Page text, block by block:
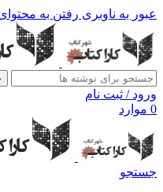
عبور به ناوبری رفتن به
ورود / ثبت نام
0 موارد
جستجو